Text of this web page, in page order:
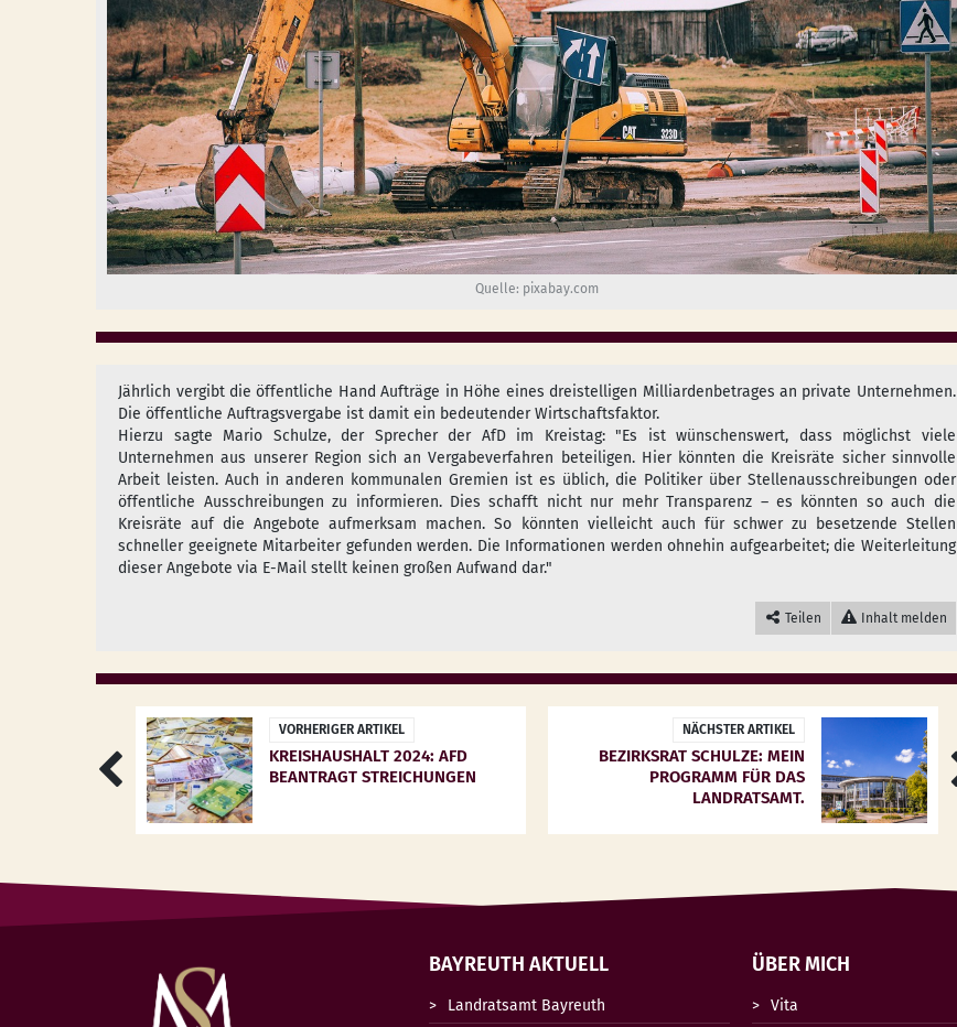
Quelle: pixabay.com
Jährlich vergibt die öffentliche Hand Aufträge in Höhe eines dreistelligen Milliardenbetrages an private Unternehmen.
Die öffentliche Auftragsvergabe ist damit ein bedeutender Wirtschaftsfaktor.
Hierzu sagte Mario Schulze, der Sprecher der AfD im Kreistag: "Es ist wünschenswert, dass möglichst viele
Unternehmen aus unserer Region sich an Vergabeverfahren beteiligen. Hier könnten die Kreisräte sicher sinnvolle
Arbeit leisten. Auch in anderen kommunalen Gremien ist es üblich, die Politiker über Stellenausschreibungen oder
öffentliche Ausschreibungen zu informieren. Dies schafft nicht nur mehr Transparenz – es könnten so auch die
Kreisräte auf die Angebote aufmerksam machen. So könnten vielleicht auch für schwer zu besetzende Stellen
schneller geeignete Mitarbeiter gefunden werden. Die Informationen werden ohnehin aufgearbeitet; die Weiterleitung
dieser Angebote via E-Mail stellt keinen großen Aufwand dar."
Teilen Inhalt melden
VORHERIGER ARTIKEL
KREISHAUSHALT 2024: AFD
BEANTRAGT STREICHUNGEN
NÄCHSTER ARTIKEL
BEZIRKSRAT SCHULZE: MEIN
PROGRAMM FÜR DAS
LANDRATSAMT.
BAYREUTH AKTUELL
Landratsamt Bayreuth
ÜBER MICH
Vita